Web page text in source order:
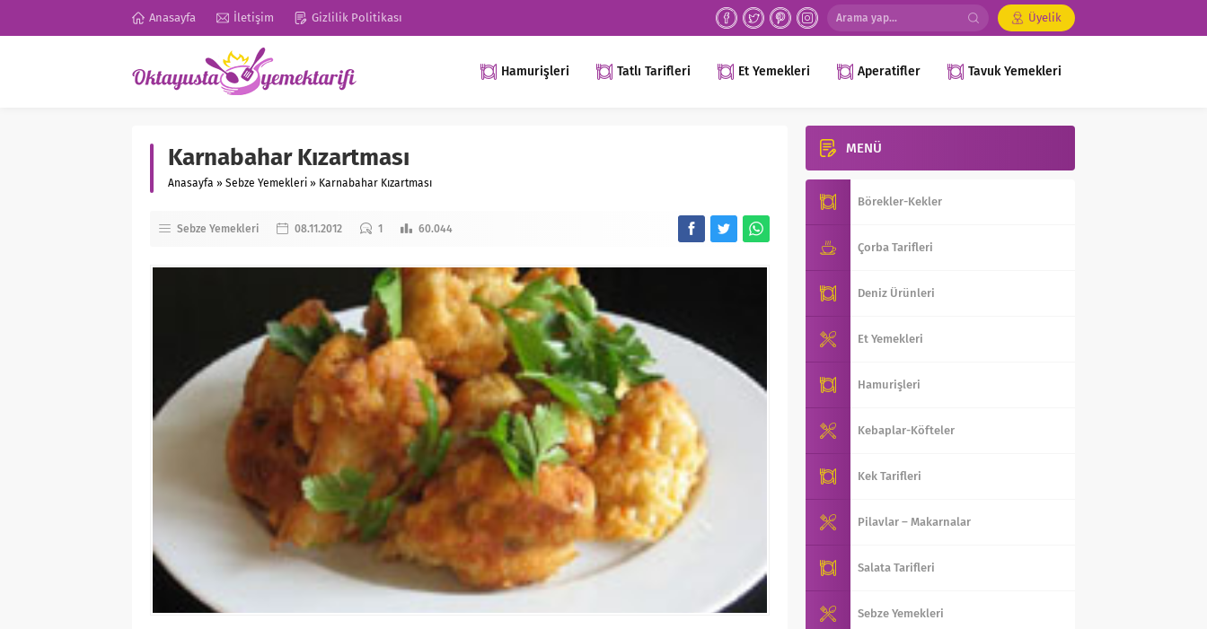
Anasayfa İletişim Gizlilik Politikası Üyelik
Hamurişleri Tatlı Tarifleri Et Yemekleri Aperatifler Tavuk Yemekleri
Karnabahar Kızartması
Anasayfa » Sebze Yemekleri » Karnabahar Kızartması
Sebze Yemekleri 08.11.2012 1 60.044
MENÜ
Börekler-Kekler
Çorba Tarifleri
Deniz Ürünleri
Et Yemekleri
Hamurişleri
Kebaplar-Köfteler
Kek Tarifleri
Pilavlar – Makarnalar
Salata Tarifleri
Sebze Yemekleri